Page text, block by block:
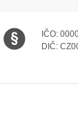
IČO:
DIČ: